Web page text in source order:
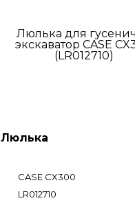
Люлька
CASE CX300
LR012710